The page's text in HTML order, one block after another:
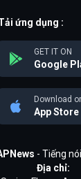
ứng dụng :
GET IT ON
Google
Download
App Store
- Tiếng
Địa chỉ: